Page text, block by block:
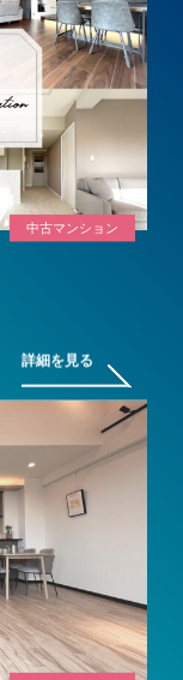
中古マンション
詳細を見る